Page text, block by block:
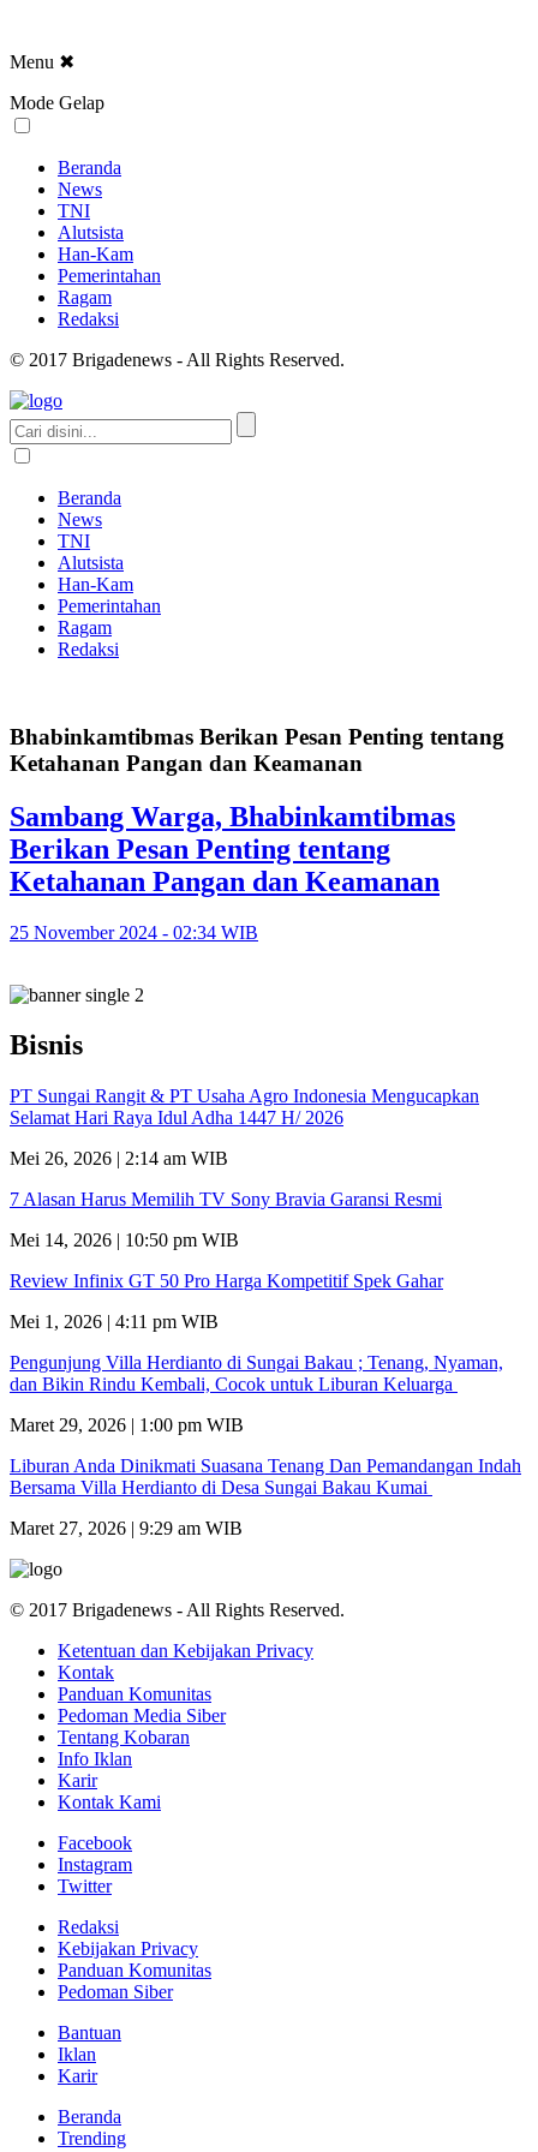
Menu ✖
Mode Gelap
Beranda
News
TNI
Alutsista
Han-Kam
Pemerintahan
Ragam
Redaksi
© 2017 Brigadenews - All Rights Reserved.
Beranda
News
TNI
Alutsista
Han-Kam
Pemerintahan
Ragam
Redaksi
Bhabinkamtibmas Berikan Pesan Penting tentang
Ketahanan Pangan dan Keamanan
Sambang Warga, Bhabinkamtibmas
Berikan Pesan Penting tentang
Ketahanan Pangan dan Keamanan
25 November 2024 - 02:34 WIB
Bisnis
PT Sungai Rangit & PT Usaha Agro Indonesia Mengucapkan
Selamat Hari Raya Idul Adha 1447 H/ 2026
Mei 26, 2026 | 2:14 am WIB
7 Alasan Harus Memilih TV Sony Bravia Garansi Resmi
Mei 14, 2026 | 10:50 pm WIB
Review Infinix GT 50 Pro Harga Kompetitif Spek Gahar
Mei 1, 2026 | 4:11 pm WIB
Pengunjung Villa Herdianto di Sungai Bakau ; Tenang, Nyaman,
dan Bikin Rindu Kembali, Cocok untuk Liburan Keluarga
Maret 29, 2026 | 1:00 pm WIB
Liburan Anda Dinikmati Suasana Tenang Dan Pemandangan Indah
Bersama Villa Herdianto di Desa Sungai Bakau Kumai
Maret 27, 2026 | 9:29 am WIB
© 2017 Brigadenews - All Rights Reserved.
Ketentuan dan Kebijakan Privacy
Kontak
Panduan Komunitas
Pedoman Media Siber
Tentang Kobaran
Info Iklan
Karir
Kontak Kami
Facebook
Instagram
Twitter
Redaksi
Kebijakan Privacy
Panduan Komunitas
Pedoman Siber
Bantuan
Iklan
Karir
Beranda
Trending